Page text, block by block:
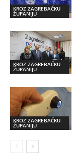
KROZ ZAGREBAČKU
ŽUPANIJU
KROZ ZAGREBAČKU
ŽUPANIJU
KROZ ZAGREBAČKU
ŽUPANIJU